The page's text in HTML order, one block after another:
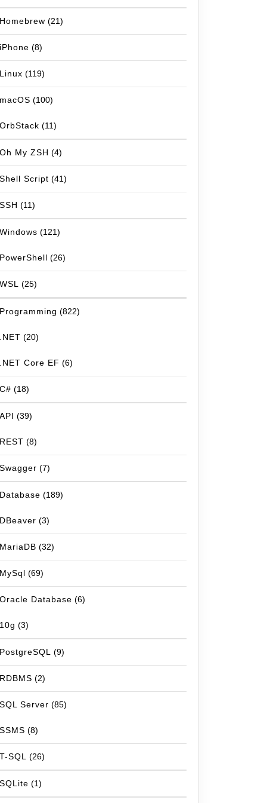
Homebrew (21)
iPhone (8)
Linux (119)
macOS (100)
OrbStack (11)
Oh My ZSH (4)
Shell Script (41)
SSH (11)
Windows (121)
PowerShell (26)
WSL (25)
Programming (822)
.NET (20)
.NET Core EF (6)
C# (18)
API (39)
REST (8)
Swagger (7)
Database (189)
DBeaver (3)
MariaDB (32)
MySql (69)
Oracle Database (6)
10g (3)
PostgreSQL (9)
RDBMS (2)
SQL Server (85)
SSMS (8)
T-SQL (26)
SQLite (1)